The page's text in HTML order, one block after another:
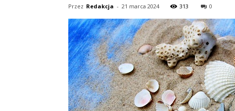
Przez Redakcja - 21 marca 2024 313 0